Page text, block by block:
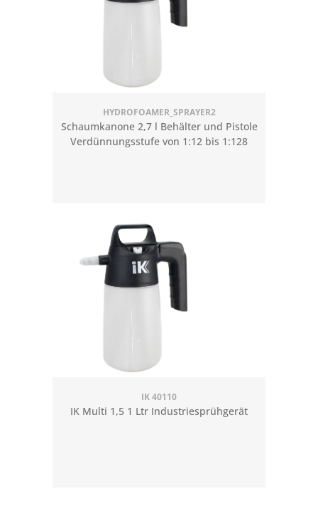
HYDROFOAMER_SPRAYER2
Schaumkanone 2,7 l Behälter und Pistole
Verdünnungsstufe von 1:12 bis 1:128
IK 40110
IK Multi 1,5 1 Ltr Industriesprühgerät